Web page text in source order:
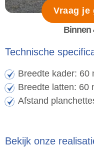
Vraag je
Binnen
Technische
Breedte kader: 60
Breedte latten: 60
Afstand
Bekijk onze